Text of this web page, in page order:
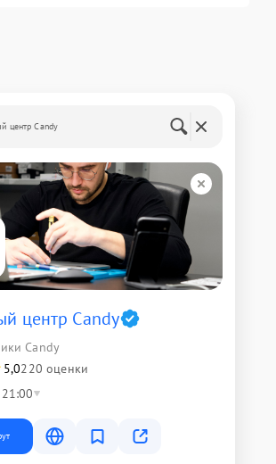
центр Candy
центр Candy
Candy
5,0220 оценки